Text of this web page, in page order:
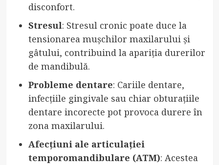
disconfort.
Stresul: Stresul cronic poate duce la
tensionarea mușchilor maxilarului și
gâtului, contribuind la apariția durerilor
de mandibulă.
Probleme dentare: Cariile dentare,
infecțiile gingivale sau chiar obturațiile
dentare incorecte pot provoca durere în
zona maxilarului.
Afecțiuni ale articulației
temporomandibulare (ATM): Acestea